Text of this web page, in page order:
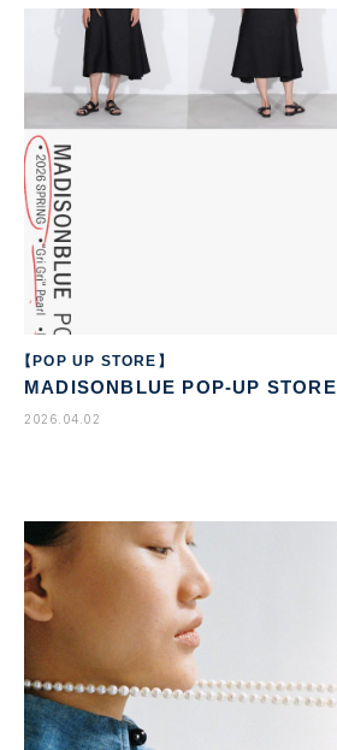
【POP UP STORE】
MADISONBLUE POP-UP STORE
2026.04.02